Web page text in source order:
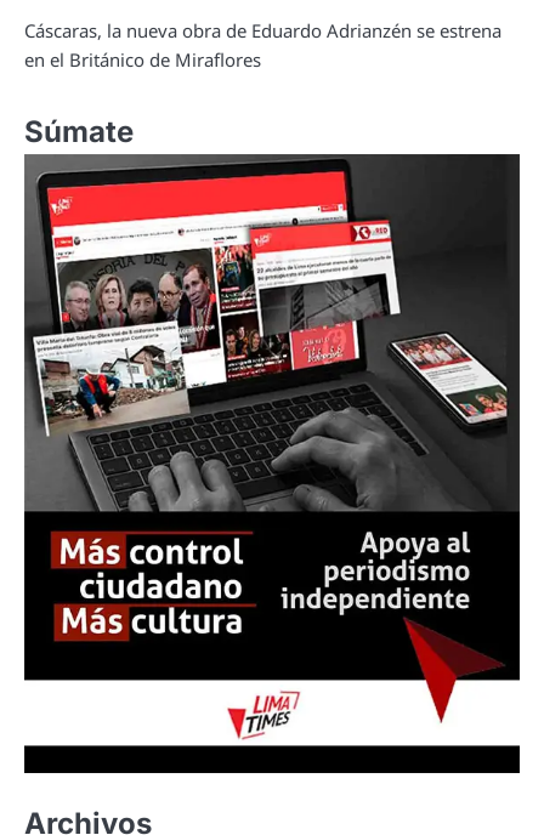
Cáscaras, la nueva obra de Eduardo Adrianzén se estrena
en el Británico de Miraflores
Súmate
Archivos